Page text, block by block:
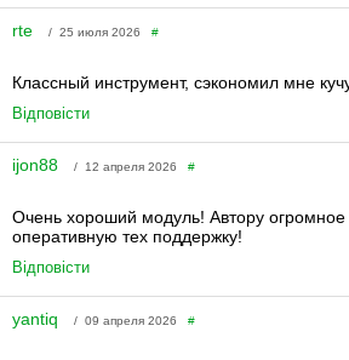
rte / 25 июля 2026 #
Классный инструмент, сэкономил мне
Відповісти
ijon88 / 12 апреля 2026 #
Очень хороший модуль! Автору огромное
оперативную тех поддержку!
Відповісти
yantiq / 09 апреля 2026 #